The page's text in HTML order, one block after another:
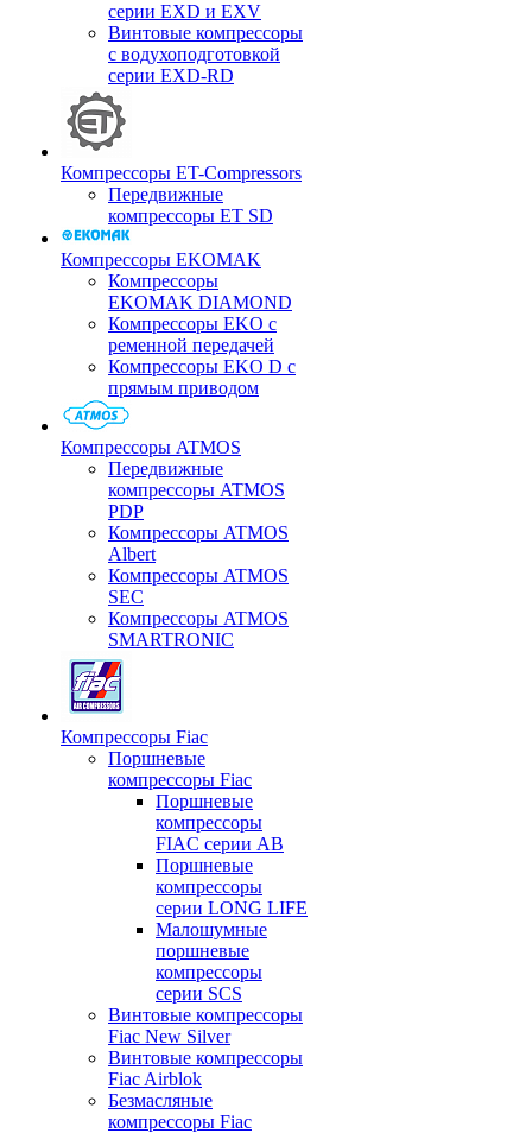
серии EXD и EXV
Винтовые компрессоры
с водухоподготовкой
серии EXD-RD
Компрессоры ET-Compressors
Передвижные
компрессоры ET SD
Компрессоры EKOMAK
Компрессоры
EKOMAK DIAMOND
Компрессоры EKO c
ременной передачей
Компрессоры EKO D с
прямым приводом
Компрессоры ATMOS
Передвижные
компрессоры ATMOS
PDP
Компрессоры ATMOS
Albert
Компрессоры ATMOS
SEC
Компрессоры ATMOS
SMARTRONIC
Компрессоры Fiac
Поршневые
компрессоры Fiac
Поршневые
компрессоры
FIAC серии AB
Поршневые
компрессоры
серии LONG LIFE
Малошумные
поршневые
компрессоры
серии SCS
Винтовые компрессоры
Fiac New Silver
Винтовые компрессоры
Fiac Airblok
Безмасляные
компрессоры Fiac